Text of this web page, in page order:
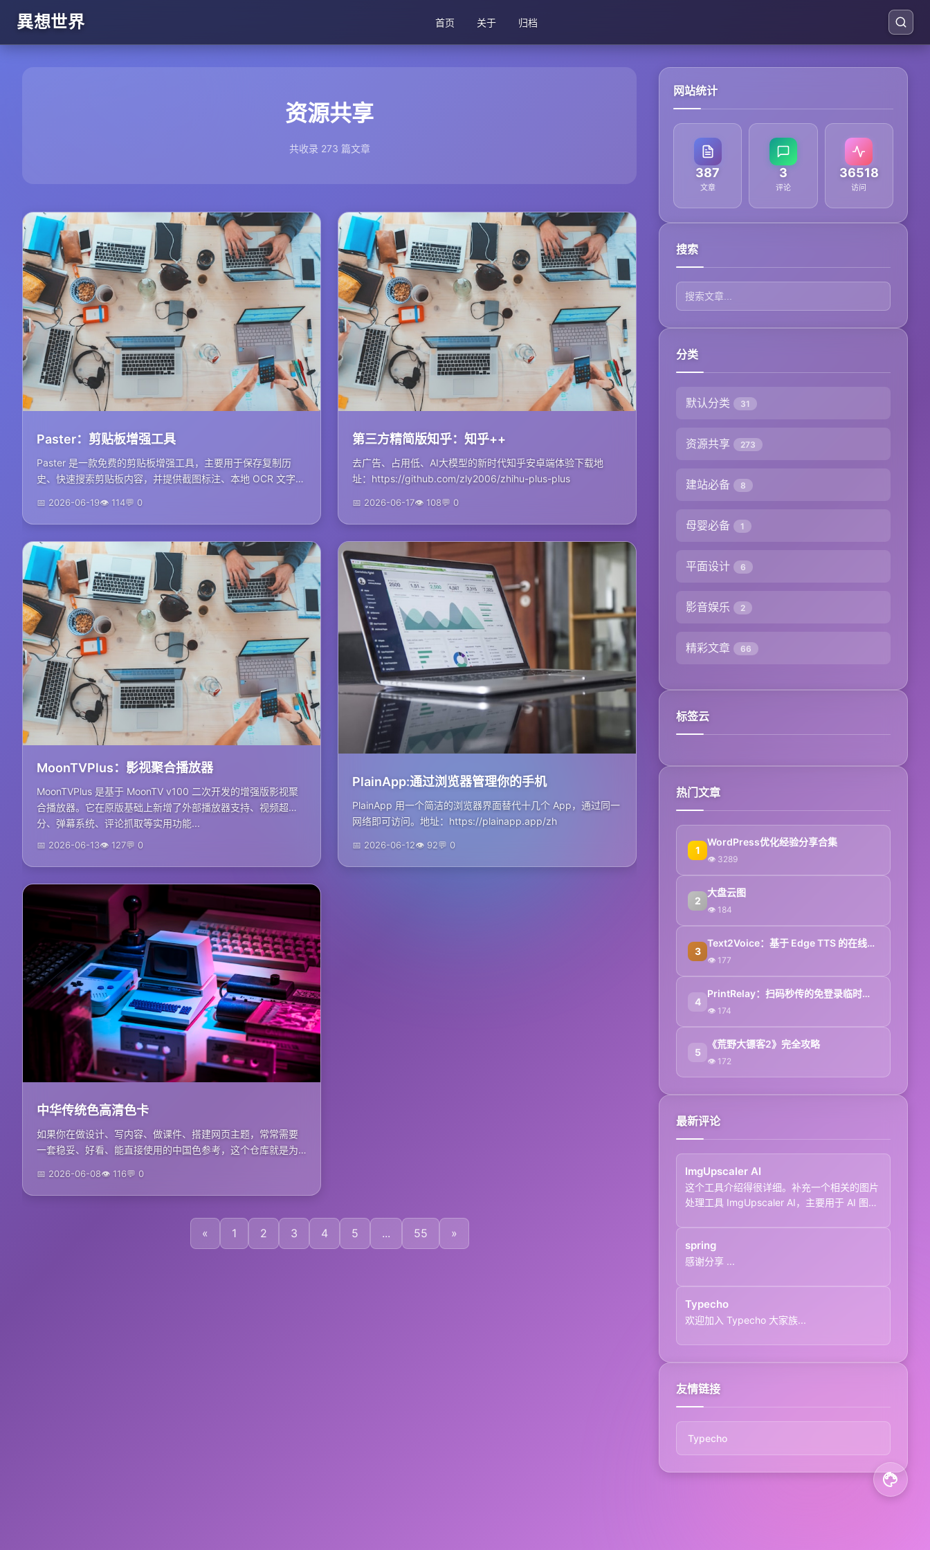
異想世界 首页 关于 归档
资源共享
共收录 273 篇文章
Paster：剪贴板增强工具
Paster 是一款免费的剪贴板增强工具，主要用于保存复制历
史、快速搜索剪贴板内容，并提供截图标注、本地 OCR 文字识
📅 2026-06-19👁 114💬 0
第三方精简版知乎：知乎++
去广告、占用低、AI大模型的新时代知乎安卓端体验下载地
址：https://github.com/zly2006/zhihu-plus-plus
📅 2026-06-17👁 108💬 0
MoonTVPlus：影视聚合播放器
MoonTVPlus 是基于 MoonTV v100 二次开发的增强版影视聚
合播放器。它在原版基础上新增了外部播放器支持、视频超
分、弹幕系统、评论抓取等实用功能...
📅 2026-06-13👁 127💬 0
PlainApp:通过浏览器管理你的手机
PlainApp 用一个简洁的浏览器界面替代十几个 App，通过同一
网络即可访问。地址：https://plainapp.app/zh
📅 2026-06-12👁 92💬 0
中华传统色高清色卡
如果你在做设计、写内容、做课件、搭建网页主题，常常需要
一套稳妥、好看、能直接使用的中国色参考，这个仓库就是为
📅 2026-06-08👁 116💬 0
« 1 2 3 4 5 ... 55 »
网站统计
387
文章
3
评论
36518
访问
搜索
分类
默认分类 31
资源共享 273
建站必备 8
母婴必备 1
平面设计 6
影音娱乐 2
精彩文章 66
标签云
热门文章
1
WordPress优化经验分享合集
👁 3289
2
大盘云图
👁 184
3
Text2Voice：基于 Edge TTS 的在线文本转语音工具
👁 177
4
PrintRelay：扫码秒传的免登录临时文件传输工具
👁 174
5
《荒野大镖客2》完全攻略
👁 172
最新评论
ImgUpscaler AI
这个工具介绍得很详细。补充一个相关的图片
处理工具 ImgUpscaler AI，主要用于 AI 图
spring
感谢分享 ...
Typecho
欢迎加入 Typecho 大家族...
友情链接
Typecho